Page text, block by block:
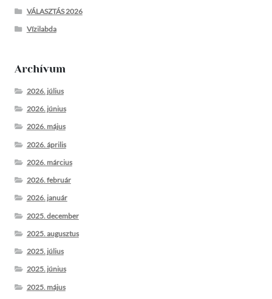
VÁLASZTÁS 2026
Vízilabda
Archívum
2026. július
2026. június
2026. május
2026. április
2026. március
2026. február
2026. január
2025. december
2025. augusztus
2025. július
2025. június
2025. május